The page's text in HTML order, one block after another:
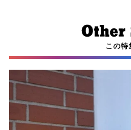
この特